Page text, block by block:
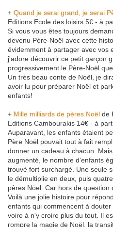
+ Quand je serai grand, je serai
Editions Ecole des loisirs 5€ - à
Si vous vous êtes toujours
devenu Père-Noël avec cette
évidemment à partager avec vos
j'adore découvrir ce petit garçon
progressivement le Père-Noël
Un très beau conte de Noël, je
avoir lu pour préparer Noël et
enfants!
+ Mille milliards de pères Noël de
Editions Cambourakis 14€ - à
Auparavant, les enfants étaient
Père Noël pouvait tout à fait
donner un cadeau à chacun.
augmenté, le nombre d'enfants
trouvé fort surchargé. Une seule
le démultiplie en deux, puis
pères Nöel. Car hors de question
Voilà une jolie histoire pour
enfants qui commencent à
voire à n'y croire plus du tout. Il
rompre la magie de Noël, la